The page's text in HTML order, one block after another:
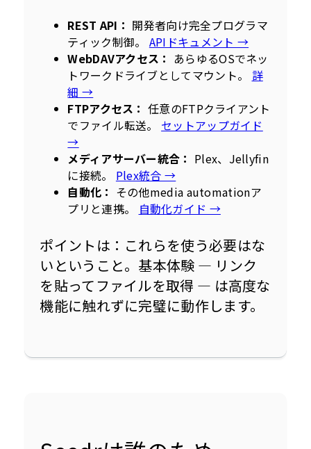
REST API： 開発者向け完全プログラマ
ティック制御。 APIドキュメント →
WebDAVアクセス： あらゆるOSでネッ
トワークドライブとしてマウント。 詳
細 →
FTPアクセス： 任意のFTPクライアント
でファイル転送。 セットアップガイド
→
メディアサーバー統合： Plex、Jellyfin
に接続。 Plex統合 →
自動化： その他media automationア
プリと連携。
自動化ガイド →
ポイントは：これらを使う必要はな
いということ。基本体験 — リンク
を貼ってファイルを取得 — は高度な
機能に触れずに完璧に動作します。